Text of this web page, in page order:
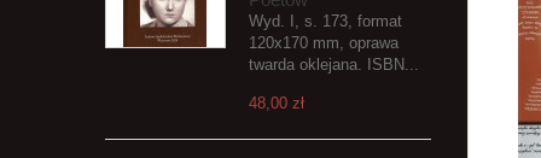
Wyd. I, s. 173, format
120x170 mm, oprawa
twarda oklejana. ISBN...
48,00 zł